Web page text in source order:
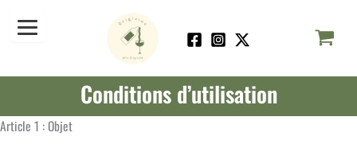
Conditions d’utilisation
Article 1 : Objet